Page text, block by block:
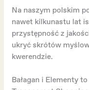
Na naszym polskim
nawet kilkunastu lat
przystępność z
ukryć skrótów
kwerendzie.
Bałagan i Elementy